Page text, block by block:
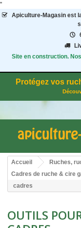
"
Apiculture-Magasinest
Site en construction.
Protégez vos
Accueil
Ruches,
Cadres de ruche & cire
cadres
OUTILS